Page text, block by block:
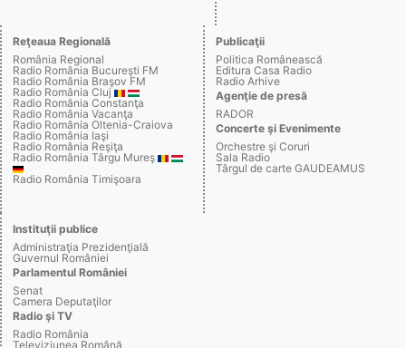
Reţeaua Regională
România Regional
Radio România Bucureşti FM
Radio România Braşov FM
Radio România Cluj
Radio România Constanţa
Radio România Vacanţa
Radio România Oltenia-Craiova
Radio România Iaşi
Radio România Reşiţa
Radio România Târgu Mureş
Radio România Timişoara
Publicaţii
Politica Românească
Editura Casa Radio
Radio Arhive
Agenţie de presă
RADOR
Concerte şi Evenimente
Orchestre şi Coruri
Sala Radio
Târgul de carte GAUDEAMUS
Instituţii publice
Administraţia Prezidenţială
Guvernul României
Parlamentul României
Senat
Camera Deputaţilor
Radio şi TV
Radio România
Televiziunea Română